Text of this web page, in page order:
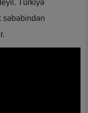
Türkiyə
səbəbindən